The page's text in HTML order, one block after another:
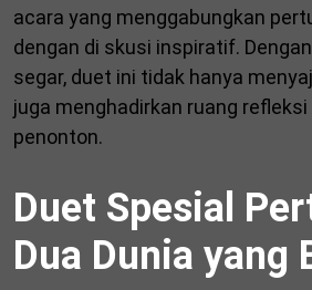
acara yang menggabungkan
dengan di skusi inspiratif.
segar, duet ini tidak hanya
juga menghadirkan ruang refleksi
penonton.
Duet Spesial
Dua Dunia yang